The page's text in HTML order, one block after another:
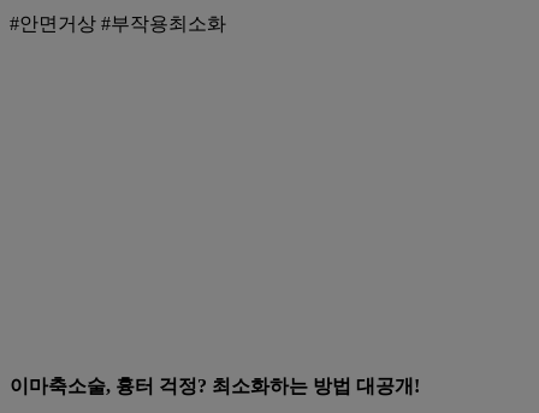
#안면거상 #부작용최소화
이마축소술, 흉터 걱정? 최소화하는 방법 대공개!